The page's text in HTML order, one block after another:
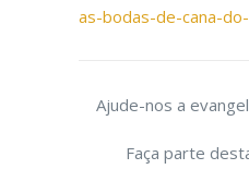
as-bodas-de-cana-
Ajude-nos a
Faça parte